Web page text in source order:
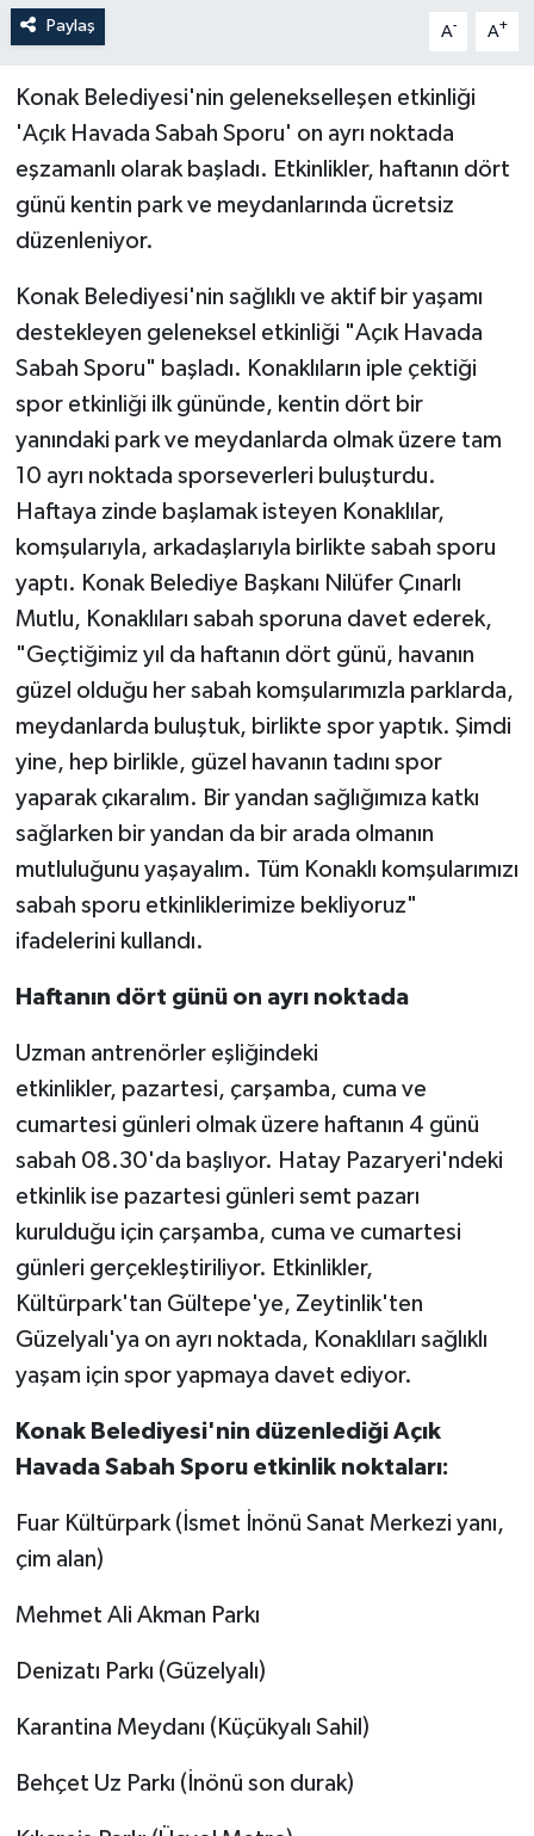
Paylaş A- A+
Konak Belediyesi'nin gelenekselleşen etkinliği
'Açık Havada Sabah Sporu' on ayrı noktada
eşzamanlı olarak başladı. Etkinlikler, haftanın dört
günü kentin park ve meydanlarında ücretsiz
düzenleniyor.
Konak Belediyesi'nin sağlıklı ve aktif bir yaşamı
destekleyen geleneksel etkinliği "Açık Havada
Sabah Sporu" başladı. Konaklıların iple çektiği
spor etkinliği ilk gününde, kentin dört bir
yanındaki park ve meydanlarda olmak üzere tam
10 ayrı noktada sporseverleri buluşturdu.
Haftaya zinde başlamak isteyen Konaklılar,
komşularıyla, arkadaşlarıyla birlikte sabah sporu
yaptı. Konak Belediye Başkanı Nilüfer Çınarlı
Mutlu, Konaklıları sabah sporuna davet ederek,
"Geçtiğimiz yıl da haftanın dört günü, havanın
güzel olduğu her sabah komşularımızla parklarda,
meydanlarda buluştuk, birlikte spor yaptık. Şimdi
yine, hep birlikle, güzel havanın tadını spor
yaparak çıkaralım. Bir yandan sağlığımıza katkı
sağlarken bir yandan da bir arada olmanın
mutluluğunu yaşayalım. Tüm Konaklı komşularımızı
sabah sporu etkinliklerimize bekliyoruz"
ifadelerini kullandı.
Haftanın dört günü on ayrı noktada
Uzman antrenörler eşliğindeki
etkinlikler, pazartesi, çarşamba, cuma ve
cumartesi günleri olmak üzere haftanın 4 günü
sabah 08.30'da başlıyor. Hatay Pazaryeri'ndeki
etkinlik ise pazartesi günleri semt pazarı
kurulduğu için çarşamba, cuma ve cumartesi
günleri gerçekleştiriliyor. Etkinlikler,
Kültürpark'tan Gültepe'ye, Zeytinlik'ten
Güzelyalı'ya on ayrı noktada, Konaklıları sağlıklı
yaşam için spor yapmaya davet ediyor.
Konak Belediyesi'nin düzenlediği Açık
Havada Sabah Sporu etkinlik noktaları:
Fuar Kültürpark (İsmet İnönü Sanat Merkezi yanı,
çim alan)
Mehmet Ali Akman Parkı
Denizatı Parkı (Güzelyalı)
Karantina Meydanı (Küçükyalı Sahil)
Behçet Uz Parkı (İnönü son durak)